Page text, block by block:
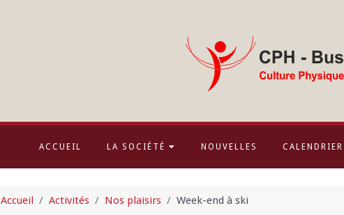
ACCUEIL LA SOCIÉTÉ NOUVELLES CALENDRIER
Accueil Activités Nos plaisirs Week-end à ski